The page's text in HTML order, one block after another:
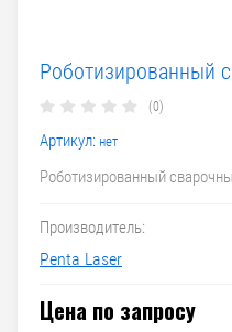
Роботизированный
(0)
Артикул: нет
Роботизированный
Производитель:
Penta Laser
Цена по запросу